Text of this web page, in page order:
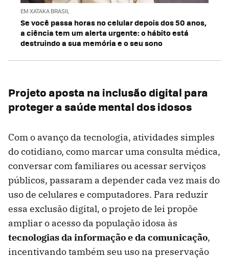
EM XATAKA BRASIL
Se você passa horas no celular depois dos 50 anos,
a ciência tem um alerta urgente: o hábito está
destruindo a sua memória e o seu sono
Projeto aposta na inclusão digital para
proteger a saúde mental dos idosos
Com o avanço da tecnologia, atividades simples
do cotidiano, como marcar uma consulta médica,
conversar com familiares ou acessar serviços
públicos, passaram a depender cada vez mais do
uso de celulares e computadores. Para reduzir
essa exclusão digital, o projeto de lei propõe
ampliar o acesso da população idosa às
tecnologias da informação e da comunicação,
incentivando também seu uso na preservação